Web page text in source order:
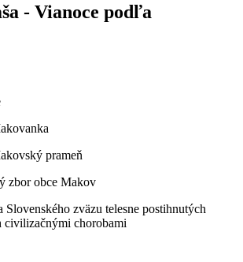
- Vianoce podľa
prameň
zbor obce Makov
Slovenského zväzu telesne postihnutých
civilizačnými chorobami